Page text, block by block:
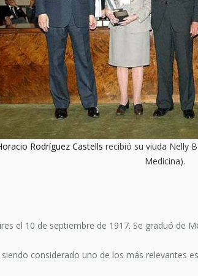
Rodríguez Castells recibió su viuda Nelly
Medicina).
el 10 de septiembre de 1917. Se graduó de
considerado uno de los más relevantes